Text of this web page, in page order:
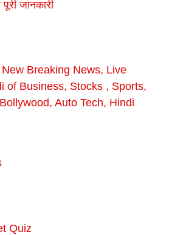
जानकारी
Breaking News, Live
of Business, Stocks , Sports,
Auto Tech, Hindi
Quiz